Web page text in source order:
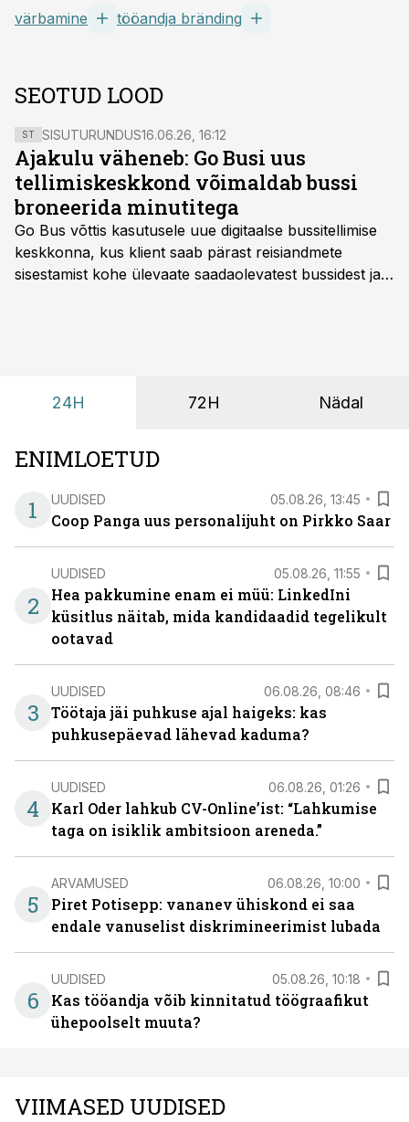
värbamine tööandja bränding
SEOTUD LOOD
ST SISUTURUNDUS16.06.26, 16:12
Ajakulu väheneb: Go Busi uus
tellimiskeskkond võimaldab bussi
broneerida minutitega
Go Bus võttis kasutusele uue digitaalse bussitellimise
keskkonna, kus klient saab pärast reisiandmete
sisestamist kohe ülevaate saadaolevatest bussidest ja
24H 72H Nädal
ENIMLOETUD
1
UUDISED 05.08.26, 13:45
Coop Panga uus personalijuht on Pirkko Saar
2
UUDISED 05.08.26, 11:55
Hea pakkumine enam ei müü: LinkedIni
küsitlus näitab, mida kandidaadid tegelikult
ootavad
3
UUDISED 06.08.26, 08:46
Töötaja jäi puhkuse ajal haigeks: kas
puhkusepäevad lähevad kaduma?
4
UUDISED 06.08.26, 01:26
Karl Oder lahkub CV-Online’ist: “Lahkumise
taga on isiklik ambitsioon areneda.”
5
ARVAMUSED 06.08.26, 10:00
Piret Potisepp: vananev ühiskond ei saa
endale vanuselist diskrimineerimist lubada
6
UUDISED 05.08.26, 10:18
Kas tööandja võib kinnitatud töögraafikut
ühepoolselt muuta?
VIIMASED UUDISED